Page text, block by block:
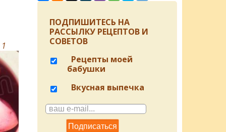
1
ПОДПИШИТЕСЬ НА
РАССЫЛКУ РЕЦЕПТОВ И
СОВЕТОВ
Рецепты моей
бабушки
Вкусная выпечка